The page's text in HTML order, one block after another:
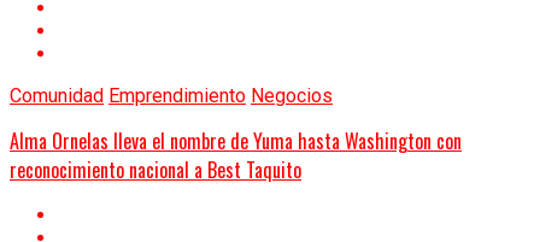
Comunidad Emprendimiento Negocios
Alma Ornelas lleva el nombre de Yuma hasta Washington con
reconocimiento nacional a Best Taquito